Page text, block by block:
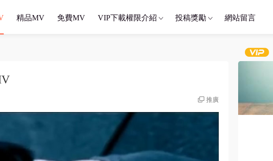
精品MV 免費MV VIP下載權限介紹 投稿獎勵 網站留言
推廣